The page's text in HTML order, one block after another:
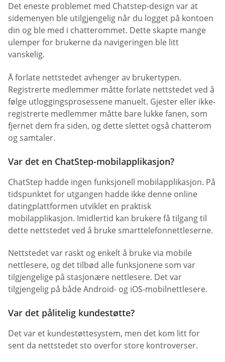
Det eneste problemet med Chatstep-design var at
sidemenyen ble utilgjengelig når du logget på kontoen
din og ble med i chatterommet. Dette skapte mange
ulemper for brukerne da navigeringen ble litt
vanskelig.
Å forlate nettstedet avhenger av brukertypen.
Registrerte medlemmer måtte forlate nettstedet ved å
følge utloggingsprosessene manuelt. Gjester eller ikke-
registrerte medlemmer måtte bare lukke fanen, som
fjernet dem fra siden, og dette slettet også chatterom
og samtaler.
Var det en ChatStep-mobilapplikasjon?
ChatStep hadde ingen funksjonell mobilapplikasjon. På
tidspunktet for utgangen hadde ikke denne online
datingplattformen utviklet en praktisk
mobilapplikasjon. Imidlertid kan brukere få tilgang til
dette nettstedet ved å bruke smarttelefonnettleserne.
Nettstedet var raskt og enkelt å bruke via mobile
nettlesere, og det tilbød alle funksjonene som var
tilgjengelige på stasjonære nettlesere. Det var
tilgjengelig på både Android- og iOS-mobilnettlesere.
Var det pålitelig kundestøtte?
Det var et kundestøttesystem, men det kom litt for
sent da nettstedet sto overfor store kontroverser.